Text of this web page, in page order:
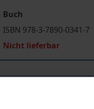
Buch
ISBN 978-3-7890-0341-7
Nicht lieferbar